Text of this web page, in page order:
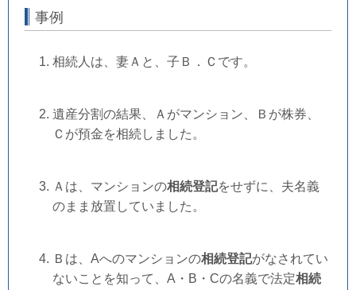
事例
相続人は、妻Ａと、子Ｂ．Ｃです。
遺産分割の結果、Ａがマンション、Ｂが株券、
Ｃが預金を相続しました。
Ａは、マンションの相続登記をせずに、夫名義
のまま放置していました。
Ｂは、Aへのマンションの相続登記がなされてい
ないことを知って、A・B・Cの名義で法定相続